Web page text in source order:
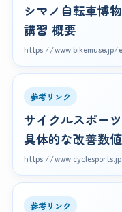
シマノ自転車博
講習 概要
https://www.bikemuse.jp/
参考リンク
サイクルスポー
具体的な改善数
https://
参考リンク